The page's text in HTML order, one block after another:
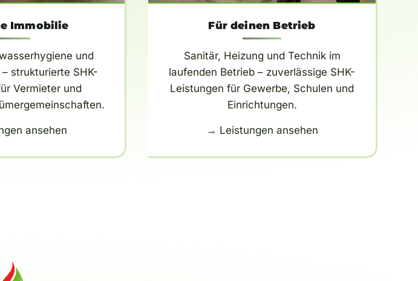
Immobilie
und
strukturierte SHK-
Vermieter und
ansehen
Für deinen Betrieb
Sanitär, Heizung und Technik im
laufenden Betrieb – zuverlässige SHK-
Leistungen für Gewerbe, Schulen und
Einrichtungen.
→ Leistungen ansehen